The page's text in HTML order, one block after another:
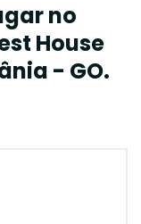
no
House
- GO.